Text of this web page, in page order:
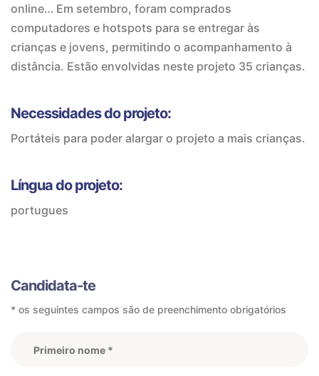
online… Em setembro, foram comprados
computadores e hotspots para se entregar às
crianças e jovens, permitindo o acompanhamento à
distância. Estão envolvidas neste projeto 35 crianças.
Necessidades do projeto:
Portáteis para poder alargar o projeto a mais crianças.
Língua do projeto:
portugues
Candidata-te
* os seguintes campos são de preenchimento obrigatórios